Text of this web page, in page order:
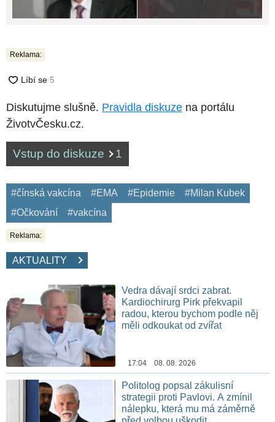
Reklama:
Diskutujme slušně. Pravidla diskuze na portálu
ŽivotvČesku.cz.
Vstup do diskuze 1
#čínská vakcína #EMA #Epidemie
#Milan Kubek
#Očkování
#vakcína
Reklama:
AKTUALITY
Vedra dávají srdci zabrat.
Kardiochirurg Pirk překvapil
radou, kterou bychom podle něj
měli odkoukat od zvířat
17:04 08. 08. 2026
Politolog popsal zákulisní
strategii proti Pavlovi. A zmínil
nálepku, která mu má záměrně